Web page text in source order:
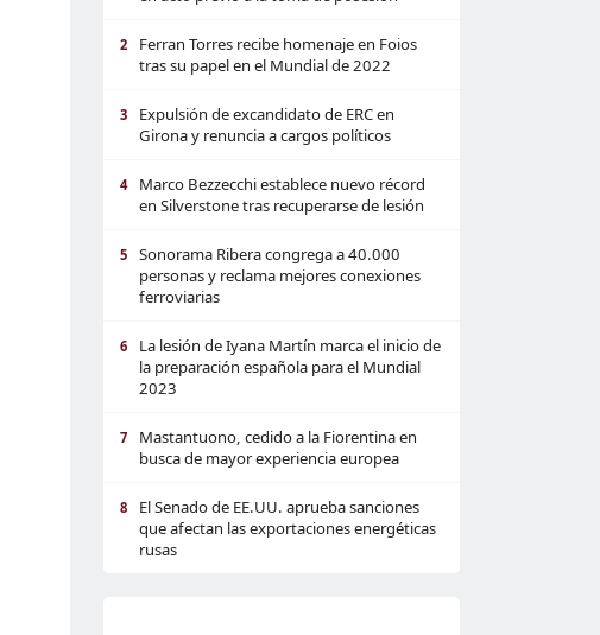
2
Ferran Torres recibe homenaje en Foios
tras su papel en el Mundial de 2022
3
Expulsión de excandidato de ERC en
Girona y renuncia a cargos políticos
4
Marco Bezzecchi establece nuevo récord
en Silverstone tras recuperarse de lesión
5
Sonorama Ribera congrega a 40.000
personas y reclama mejores conexiones
ferroviarias
6
La lesión de Iyana Martín marca el inicio de
la preparación española para el Mundial
2023
7
Mastantuono, cedido a la Fiorentina en
busca de mayor experiencia europea
8
El Senado de EE.UU. aprueba sanciones
que afectan las exportaciones energéticas
rusas